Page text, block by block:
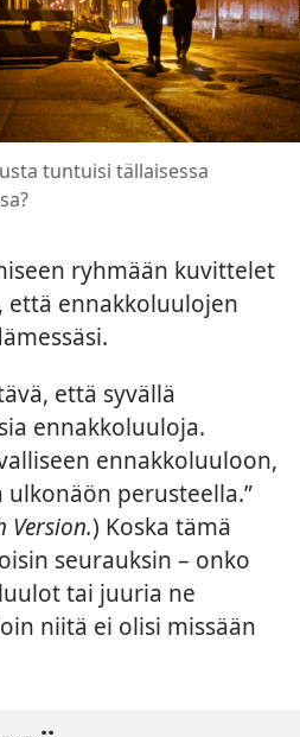
tuntuisi tällaisessa
ryhmään kuvittelet
että ennakkoluulojen
että syvällä
ennakkoluuloja.
ennakkoluuloon,
perusteella.”
Version.) Koska tämä
seurauksin – onko
tai juuria ne
niitä ei olisi missään